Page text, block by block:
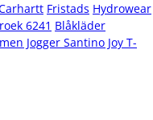
Fristads Hydrowear
6241 Blåkläder
Jogger Santino Joy T-